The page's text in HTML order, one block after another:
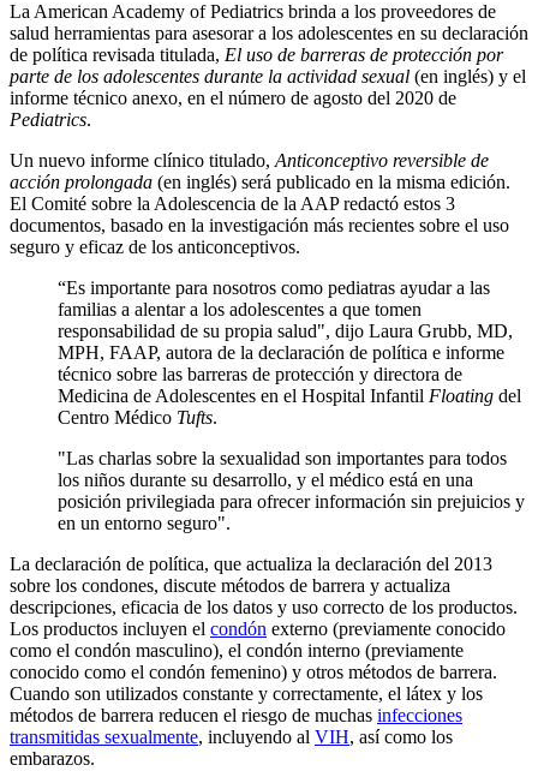
La American Academy of Pediatrics brinda a los proveedores de
salud herramientas para asesorar a los adolescentes en su declaración
de política revisada titulada, El uso de barreras de protección por
parte de los adolescentes durante la actividad sexual (en inglés) y el
informe técnico anexo, en el número de agosto del 2020 de
Pediatrics.
Un nuevo informe clínico titulado, Anticonceptivo reversible de
acción prolongada (en inglés) será publicado en la misma edición.
El Comité sobre la Adolescencia de la AAP redactó estos 3
documentos, basado en la investigación más recientes sobre el uso
seguro y eficaz de los anticonceptivos.
“Es importante para nosotros como pediatras ayudar a las
familias a alentar a los adolescentes a que tomen
responsabilidad de su propia salud", dijo Laura Grubb, MD,
MPH, FAAP, autora de la declaración de política e informe
técnico sobre las barreras de protección y directora de
Medicina de Adolescentes en el Hospital Infantil Floating del
Centro Médico Tufts. ​
"Las charlas sobre la sexualidad son importantes para todos
los niños durante su desarrollo, y el médico está en una
posición privilegiada para ofrecer información sin prejuicios y
en un entorno seguro".
La declaración de política, que actualiza la declar​ación del 2013
sobre los condones, discute métodos de barrera y actualiza
descripciones, eficacia de los datos y uso correcto de los productos.
Los productos incluyen el condón externo (previamente conocido
como el condón masculino), el condón interno (previamente
conocido como el condón femenino) y otros métodos de barrera.
Cuando son utilizados constante y correctamente, el látex y los
métodos de barrera reducen el riesgo de muchas infecciones
transmitidas sexualmente, incluyendo al VIH, así como los
embarazos.